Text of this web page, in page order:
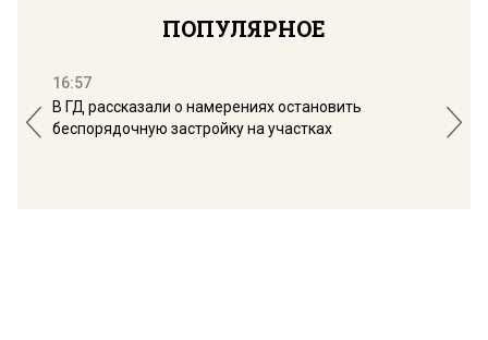
ПОПУЛЯРНОЕ
16:57
В ГД рассказали о намерениях остановить
беспорядочную застройку на участках